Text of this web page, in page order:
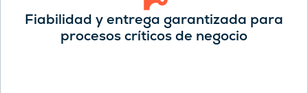
Fiabilidad y entrega garantizada para
procesos críticos de negocio